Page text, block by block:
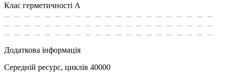
Клас герметичності А
Додаткова інформація
Середній ресурс, циклів 40000